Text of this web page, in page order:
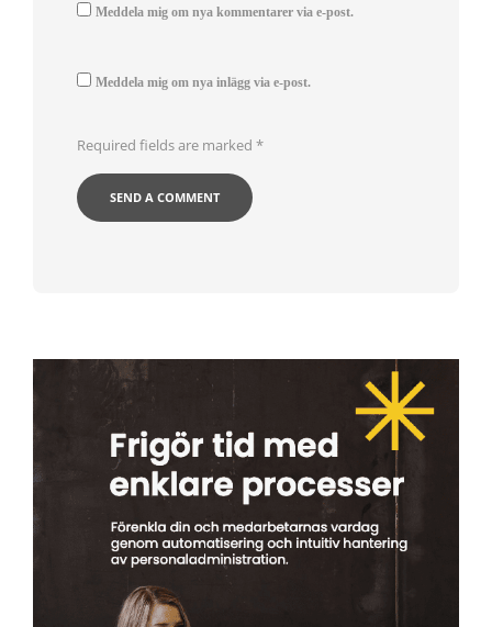
Meddela mig om nya kommentarer via e-post.
Meddela mig om nya inlägg via e-post.
Required fields are marked *